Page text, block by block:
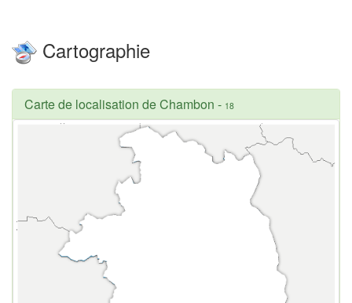
Cartographie
Carte de localisation de Chambon - 18